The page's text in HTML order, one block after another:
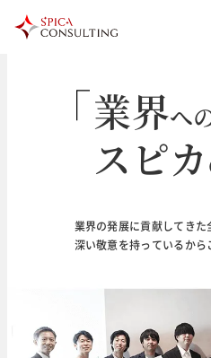
輝く未
業界へ
スピカ
業界の発展に貢献してきた
深い敬意を持っているから